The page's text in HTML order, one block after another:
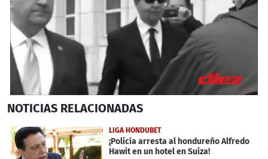
second
57
seconds
NOTICIAS RELACIONADAS
LIGA HONDUBET
¡Policía arresta al hondureño Alfredo
Hawit en un hotel en Suiza!